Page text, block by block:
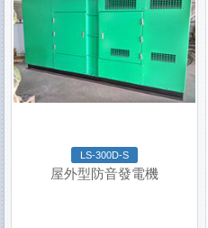
LS-300D-S
屋外型防音發電機